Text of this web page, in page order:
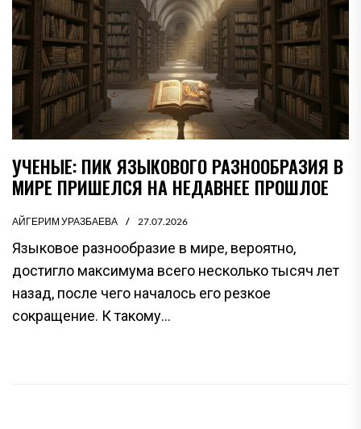
УЧЕНЫЕ: ПИК ЯЗЫКОВОГО РАЗНООБРАЗИЯ В
МИРЕ ПРИШЕЛСЯ НА НЕДАВНЕЕ ПРОШЛОЕ
АЙГЕРИМ УРАЗБАЕВА 27.07.2026
Языковое разнообразие в мире, вероятно,
достигло максимума всего несколько тысяч лет
назад, после чего началось его резкое
сокращение. К такому...